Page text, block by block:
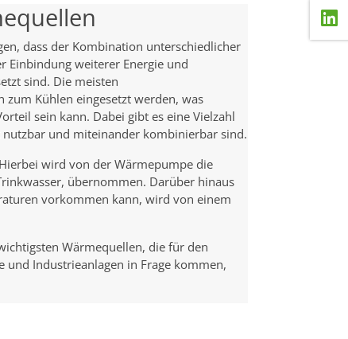
dass der Kombination unterschiedlicher
Einbindung weiterer Energie und
sind. Die meisten
Kühlen eingesetzt werden, was
sein kann. Dabei gibt es eine Vielzahl
und miteinander kombinierbar sind.
wird von der Wärmepumpe die
übernommen. Darüber hinaus
vorkommen kann, wird von einem
Wärmequellen, die für den
Industrieanlagen in Frage kommen,